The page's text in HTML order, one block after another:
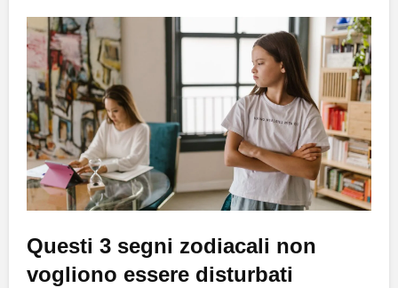
Questi 3 segni zodiacali non
vogliono essere disturbati